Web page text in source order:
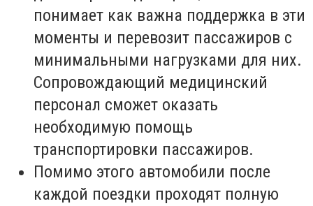
понимает как важна поддержка в эти
моменты и перевозит пассажиров с
минимальными нагрузками для них.
Сопровождающий медицинский
персонал сможет оказать
необходимую помощь
транспортировки пассажиров.
Помимо этого автомобили после
каждой поездки проходят полную